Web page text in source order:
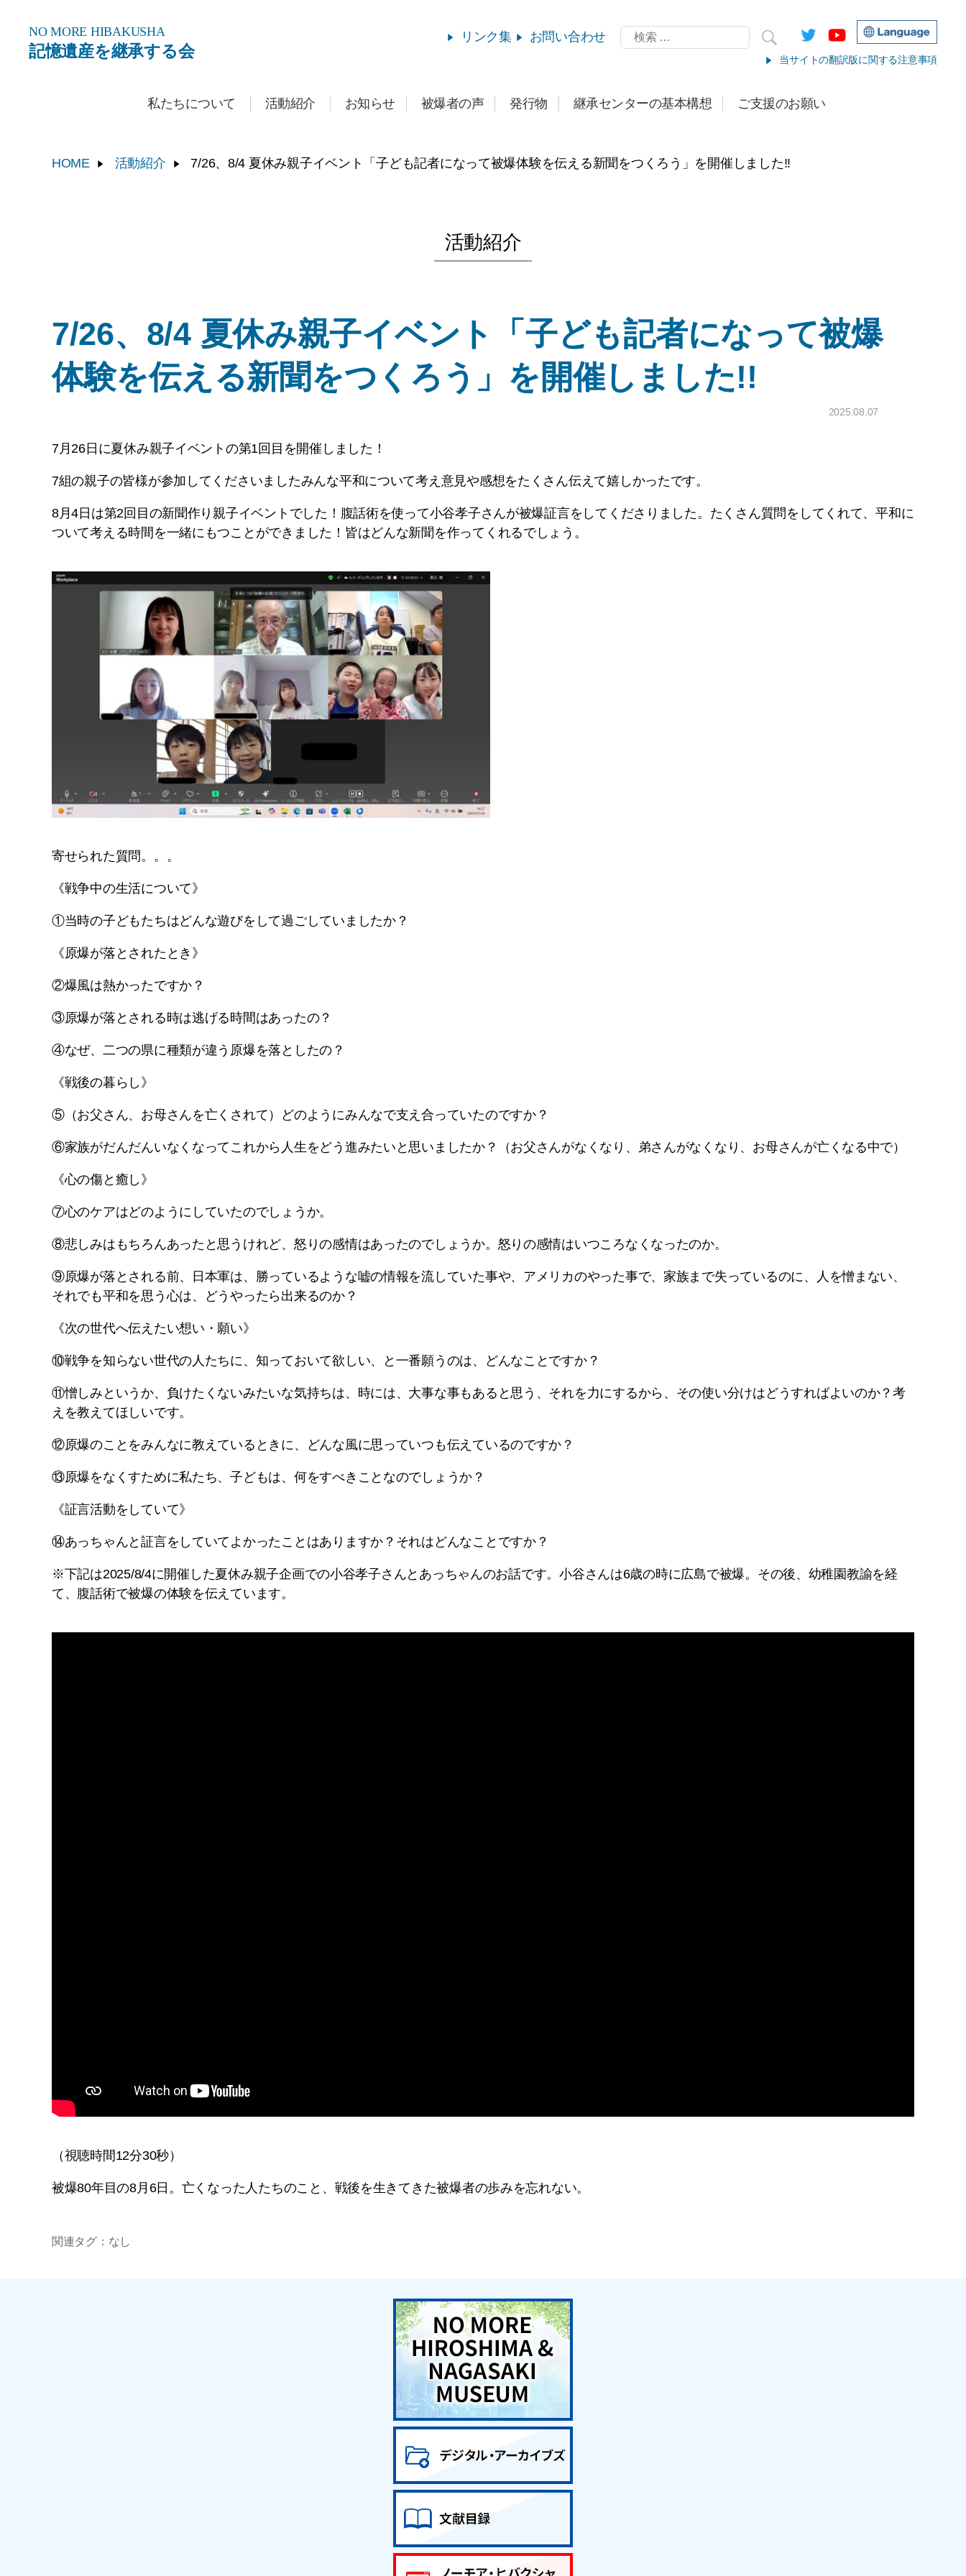
NO MORE HIBAKUSHA
記憶遺産を継承する会
リンク集 お問い合わせ
当サイトの翻訳版に関する注意事項
私たちについて 活動紹介 お知らせ 被爆者の声 発行物 継承センターの基本構想 ご支援のお願い
HOME 活動紹介 7/26、8/4 夏休み親子イベント「子ども記者になって被爆体験を伝える新聞をつくろう」を開催しました!!
活動紹介
7/26、8/4 夏休み親子イベント「子ども記者になって被爆
体験を伝える新聞をつくろう」を開催しました!!
2025.08.07
7月26日に夏休み親子イベントの第1回目を開催しました！
7組の親子の皆様が参加してくださいましたみんな平和について考え意見や感想をたくさん伝えて嬉しかったです。
8月4日は第2回目の新聞作り親子イベントでした！腹話術を使って小谷孝子さんが被爆証言をしてくださりました。たくさん質問をしてくれて、平和に
ついて考える時間を一緒にもつことができました！皆はどんな新聞を作ってくれるでしょう。
寄せられた質問。。。
《戦争中の生活について》
①当時の子どもたちはどんな遊びをして過ごしていましたか？
《原爆が落とされたとき》
②爆風は熱かったですか？
③原爆が落とされる時は逃げる時間はあったの？
④なぜ、二つの県に種類が違う原爆を落としたの？
《戦後の暮らし》
⑤（お父さん、お母さんを亡くされて）どのようにみんなで支え合っていたのですか？
⑥家族がだんだんいなくなってこれから人生をどう進みたいと思いましたか？（お父さんがなくなり、弟さんがなくなり、お母さんが亡くなる中で）
《心の傷と癒し》
⑦心のケアはどのようにしていたのでしょうか。
⑧悲しみはもちろんあったと思うけれど、怒りの感情はあったのでしょうか。怒りの感情はいつころなくなったのか。
⑨原爆が落とされる前、日本軍は、勝っているような嘘の情報を流していた事や、アメリカのやった事で、家族まで失っているのに、人を憎まない、
それでも平和を思う心は、どうやったら出来るのか？
《次の世代へ伝えたい想い・願い》
⑩戦争を知らない世代の人たちに、知っておいて欲しい、と一番願うのは、どんなことですか？
⑪憎しみというか、負けたくないみたいな気持ちは、時には、大事な事もあると思う、それを力にするから、その使い分けはどうすればよいのか？考
えを教えてほしいです。
⑫原爆のことをみんなに教えているときに、どんな風に思っていつも伝えているのですか？
⑬原爆をなくすために私たち、子どもは、何をすべきことなのでしょうか？
《証言活動をしていて》
⑭あっちゃんと証言をしていてよかったことはありますか？それはどんなことですか？
※下記は2025/8/4に開催した夏休み親子企画での小谷孝子さんとあっちゃんのお話です。小谷さんは6歳の時に広島で被爆。その後、幼稚園教諭を経
て、腹話術で被爆の体験を伝えています。
（視聴時間12分30秒）
被爆80年目の8月6日。亡くなった人たちのこと、戦後を生きてきた被爆者の歩みを忘れない。
関連タグ：なし